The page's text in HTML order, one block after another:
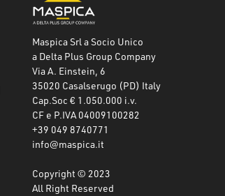
Maspica Srl a Socio Unico
a Delta Plus Group Company
Via A. Einstein, 6
35020 Casalserugo (PD) Italy
Cap.Soc € 1.050.000 i.v.
CF e P.IVA 04009100282
+39 049 8740771
info@maspica.it
Copyright © 2023
All Right Reserved